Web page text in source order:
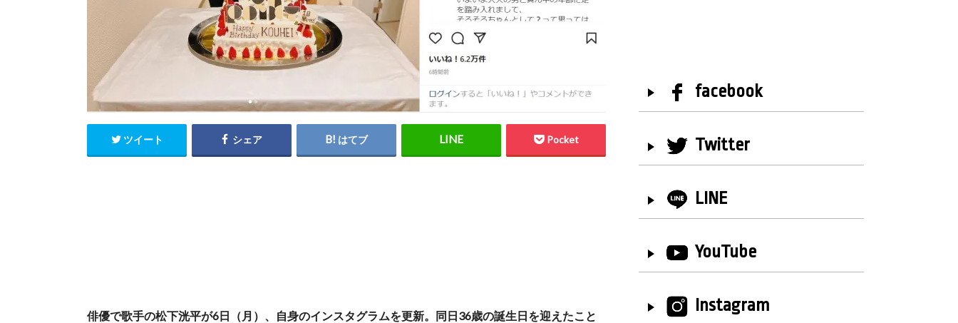
ツイート シェア はてブ Pocket
俳優で歌手の松下洸平が6日（月）、自身のインスタグラムを更新。同日36歳の誕生日を迎えたこと
facebook
Twitter
LINE
YouTube
Instagram